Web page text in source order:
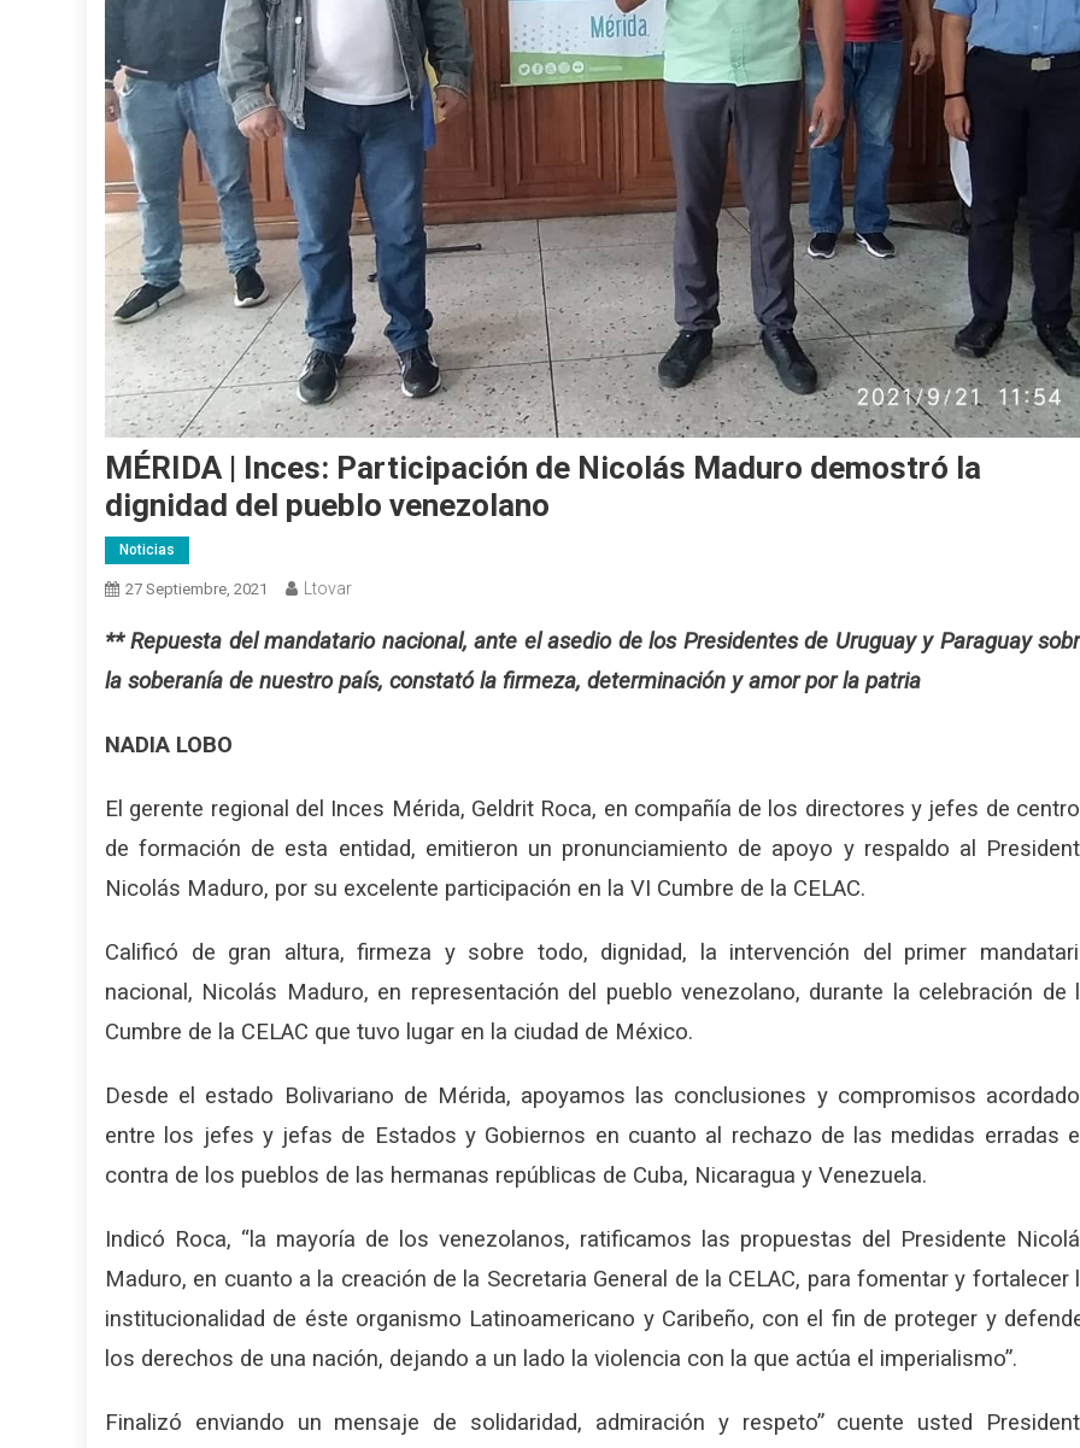
MÉRIDA | Inces: Participación de Nicolás Maduro demostró la
dignidad del pueblo venezolano
Noticias
27 Septiembre, 2021 Ltovar
**Repuesta del mandatario nacional, ante el asedio de los Presidentes de Uruguay y Paraguay
la soberanía de nuestro país, constató la firmeza, determinación y amor por la patria
NADIA LOBO
El gerente regional del Inces Mérida, Geldrit Roca, en compañía de los directores y jefes de
de formación de esta entidad, emitieron un pronunciamiento de apoyo y respaldo al
Nicolás Maduro, por su excelente participación en la VI Cumbre de la CELAC.
Calificó de gran altura, firmeza y sobre todo, dignidad, la intervención del primer
nacional, Nicolás Maduro, en representación del pueblo venezolano, durante la celebración de
Cumbre de la CELAC que tuvo lugar en la ciudad de México.
Desde el estado Bolivariano de Mérida, apoyamos las conclusiones y compromisos
entre los jefes y jefas de Estados y Gobiernos en cuanto al rechazo de las medidas erradas
contra de los pueblos de las hermanas repúblicas de Cuba, Nicaragua y Venezuela.
Indicó Roca, “la mayoría de los venezolanos, ratificamos las propuestas del Presidente
Maduro, en cuanto a la creación de la Secretaria General de la CELAC, para fomentar y fortalecer
institucionalidad de éste organismo Latinoamericano y Caribeño, con el fin de proteger y
los derechos de una nación, dejando a un lado la violencia con la que actúa el imperialismo”.
Finalizó enviando un mensaje de solidaridad, admiración y respeto” cuente usted